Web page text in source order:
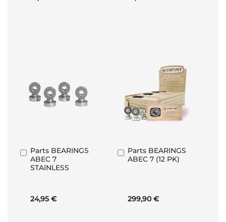
Parts BEARINGS
ABEC 7
STAINLESS
24,95 €
Aggiungi
al
Carrello
Parts BEARINGS
ABEC 7 (12 PK)
299,90 €
Aggiungi
al